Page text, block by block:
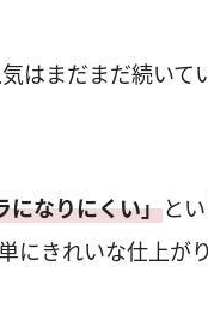
はまだまだ続いて
になりにくい」と
にきれいな仕上が